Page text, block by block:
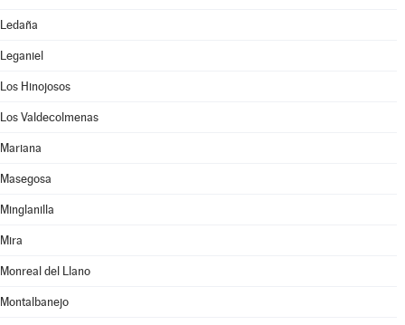
Ledaña
Leganiel
Los Hinojosos
Los Valdecolmenas
Mariana
Masegosa
Minglanilla
Mira
Monreal del Llano
Montalbanejo